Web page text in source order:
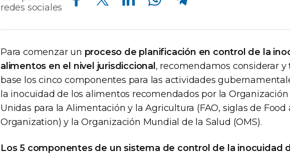
redes sociales
Para comenzar un proceso de planificación en control de la
alimentos en el nivel jurisdiccional , recomendamos considerar
base los cinco componentes para las actividades
la inocuidad de los alimentos recomendados por la
Unidas para la Alimentación y la Agricultura (FAO, siglas de
Organization) y la Organización Mundial de la Salud (OMS).
Los 5 componentes de un sistema de control de la inocuidad